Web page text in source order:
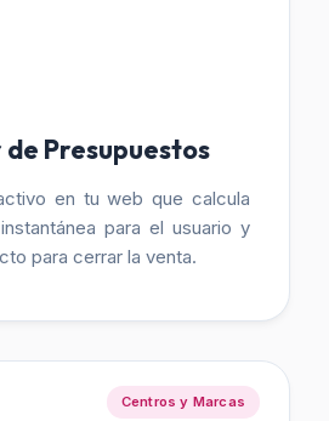
Presupuestos
en tu web que calcula
para el usuario y
para cerrar la venta.
Centros y Marcas